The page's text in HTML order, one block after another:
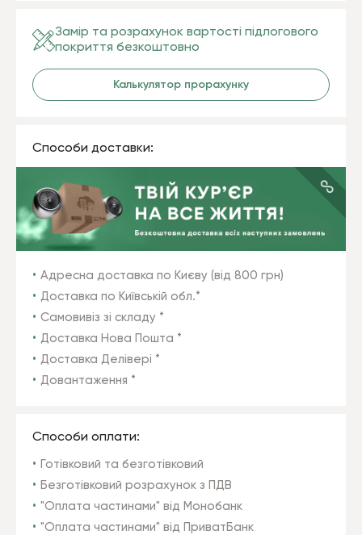
Замір та розрахунок вартості підлогового
покриття безкоштовно
Калькулятор прорахунку
Способи доставки:
Адресна доставка по Києву (від 800 грн)
Доставка по Київській обл.*
Самовивіз зі складу *
Доставка Нова Пошта *
Доставка Делівері *
Довантаження *
Способи оплати:
Готівковий та безготівковий
Безготівковий розрахунок з ПДВ
"Оплата частинами" від Монобанк
"Оплата частинами" від ПриватБанк